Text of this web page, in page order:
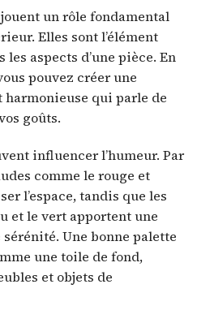
un rôle fondamental
Elles sont l’élément
aspects d’une pièce. En
pouvez créer une
harmonieuse qui parle de
goûts.
influencer l’humeur. Par
comme le rouge et
l’espace, tandis que les
et le vert apportent une
Une bonne palette
une toile de fond,
et objets de